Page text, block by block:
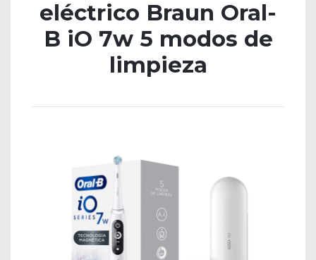
eléctrico Braun Oral-
B iO 7w 5 modos de
limpieza